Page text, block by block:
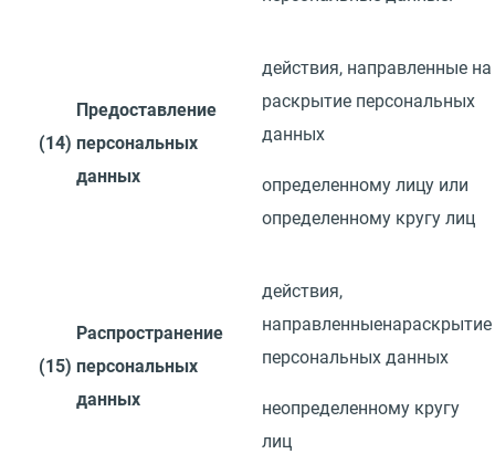
(14)
Предоставление
персональных
данных
действия, направленные на
раскрытие персональных
данных
определенному лицу или
определенному кругу лиц
(15)
Распространение
персональных
данных
действия,
направленныенараскрытие
персональных данных
неопределенному кругу
лиц